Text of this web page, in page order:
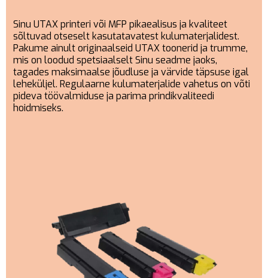
Sinu UTAX printeri või MFP pikaealisus ja kvaliteet
sõltuvad otseselt kasutatavatest kulumaterjalidest.
Pakume ainult originaalseid UTAX toonerid ja trumme,
mis on loodud spetsiaalselt Sinu seadme jaoks,
tagades maksimaalse jõudluse ja värvide täpsuse igal
leheküljel. Regulaarne kulumaterjalide vahetus on võti
pideva töövalmiduse ja parima prindikvaliteedi
hoidmiseks.